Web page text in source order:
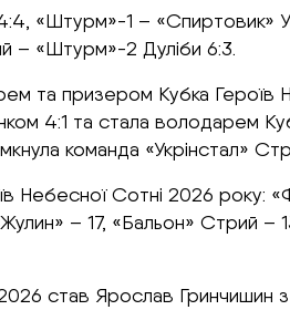
«Штурм»-1 – «Спиртовик»
– «Штурм»-2 Дуліби 6:3.
та призером Кубка Героїв
4:1 та стала володарем
команда «Укрінстал»
Небесної Сотні 2026 року:
– 17, «Бальон»
став Ярослав Гринчишин з